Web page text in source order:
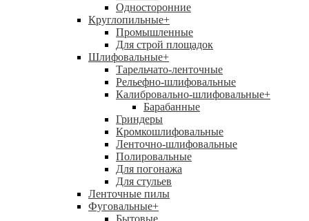
Односторонние
Круглопильные+
Промышленные
Для строй площадок
Шлифовальные+
Тарельчато-ленточные
Рельефно-шлифовальные
Калибровально-шлифовальные+
Барабанные
Гриндеры
Кромкошлифовальные
Ленточно-шлифовальные
Полировальные
Для погонажа
Для стульев
Ленточные пилы
Фуговальные+
Бытовые